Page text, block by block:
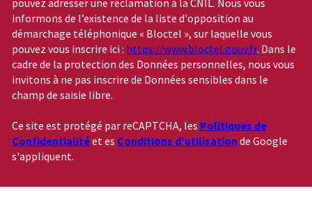
informons de l’existence de la liste d'opposition au
démarchage téléphonique « Bloctel », sur laquelle vous
pouvez vous inscrire ici : https://www.bloctel.gouv.fr. Dans le
cadre de la protection des Données personnelles, nous vous
invitons à ne pas inscrire de Données sensibles dans le
champ de saisie libre.
Ce site est protégé par reCAPTCHA, les Politiques de
Confidentialitéet es Conditions d'utilisation de Google
s'appliquent.